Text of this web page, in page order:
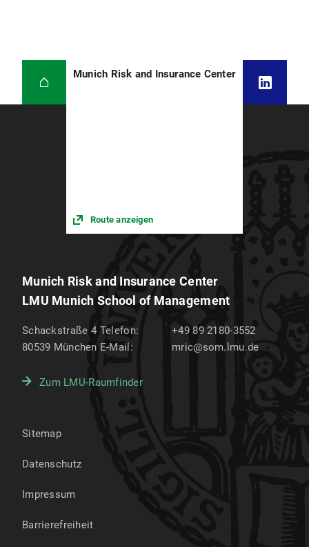
Munich Risk and Insurance Center
Route anzeigen
Munich Risk and Insurance Center
LMU Munich School of Management
Schackstraße 4
80539 München
Telefon:
+49 89 2180-3552
E-Mail:
mric@som.lmu.de
Zum LMU-Raumfinder
Sitemap
Datenschutz
Impressum
Barrierefreiheit